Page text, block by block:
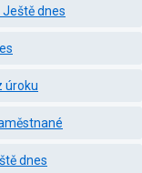
dnes
úroku
dnes